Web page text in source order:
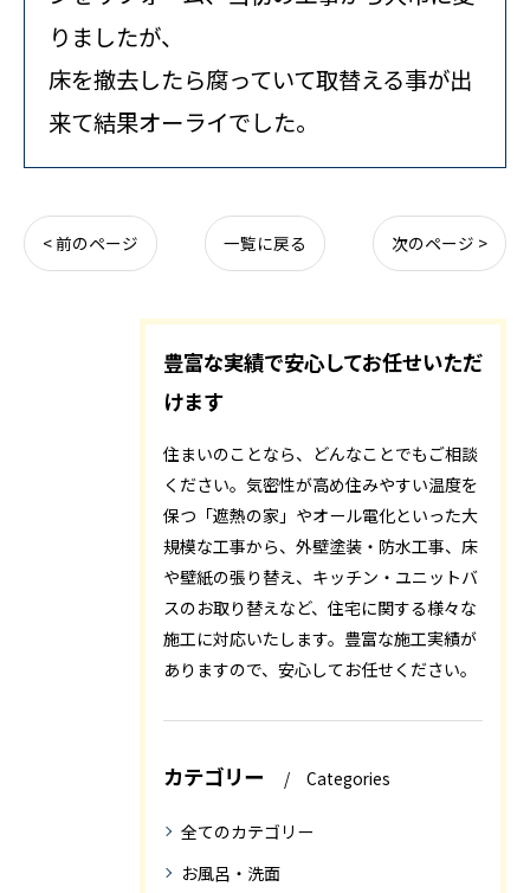
りましたが、
床を撤去したら腐っていて取替える事が出
来て結果オーライでした。
< 前のページ 一覧に戻る 次のページ >
豊富な実績で安心してお任せいただ
けます
住まいのことなら、どんなことでもご相談
ください。気密性が高め住みやすい温度を
保つ「遮熱の家」やオール電化といった大
規模な工事から、外壁塗装・防水工事、床
や壁紙の張り替え、キッチン・ユニットバ
スのお取り替えなど、住宅に関する様々な
施工に対応いたします。豊富な施工実績が
ありますので、安心してお任せください。
カテゴリー Categories
全てのカテゴリー
お風呂・洗面